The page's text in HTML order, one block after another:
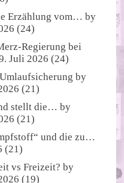
Erzählung vom… by
(24)
Regierung bei
Juli 2026 (24)
by
(21)
stellt die… by
(21)
und die zu…
(21)
vs Freizeit? by
(19)